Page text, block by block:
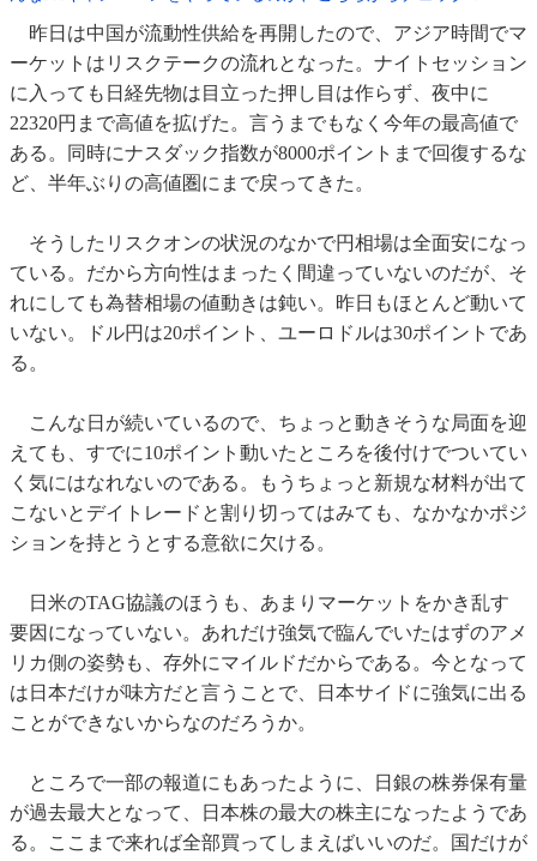
昨日は中国が流動性供給を再開したので、アジア時間でマ
ーケットはリスクテークの流れとなった。ナイトセッション
に入っても日経先物は目立った押し目は作らず、夜中に
22320円まで高値を拡げた。言うまでもなく今年の最高値で
ある。同時にナスダック指数が8000ポイントまで回復するな
ど、半年ぶりの高値圏にまで戻ってきた。
そうしたリスクオンの状況のなかで円相場は全面安になっ
ている。だから方向性はまったく間違っていないのだが、そ
れにしても為替相場の値動きは鈍い。昨日もほとんど動いて
いない。ドル円は20ポイント、ユーロドルは30ポイントであ
る。
こんな日が続いているので、ちょっと動きそうな局面を迎
えても、すでに10ポイント動いたところを後付けでついてい
く気にはなれないのである。もうちょっと新規な材料が出て
こないとデイトレードと割り切ってはみても、なかなかポジ
ションを持とうとする意欲に欠ける。
日米のTAG協議のほうも、あまりマーケットをかき乱す
要因になっていない。あれだけ強気で臨んでいたはずのアメ
リカ側の姿勢も、存外にマイルドだからである。今となって
は日本だけが味方だと言うことで、日本サイドに強気に出る
ことができないからなのだろうか。
ところで一部の報道にもあったように、日銀の株券保有量
が過去最大となって、日本株の最大の株主になったようであ
る。ここまで来れば全部買ってしまえばいいのだ。国だけが